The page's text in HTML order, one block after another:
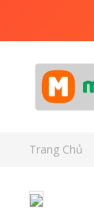
Trang Chủ